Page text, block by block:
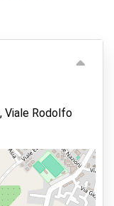
Viale Rodolfo